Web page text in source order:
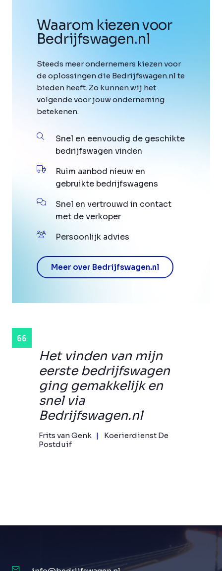
Het vinden van mijn
eerste bedrijfswagen
ging gemakkelijk en
snel via
Bedrijfswagen.nl
Frits van Genk
Koerierdienst De
Postduif
Waarom kiezen voor
Bedrijfswagen.nl
Steeds meer ondernemers kiezen voor
de oplossingen die Bedrijfswagen.nl te
bieden heeft. Zo kunnen wij het
volgende voor jouw onderneming
betekenen.
Snel en eenvoudig de geschikte
bedrijfswagen vinden
Ruim aanbod nieuw en
gebruikte bedrijfswagens
Snel en vertrouwd in contact
met de verkoper
Persoonlijk advies
Meer over Bedrijfswagen.nl